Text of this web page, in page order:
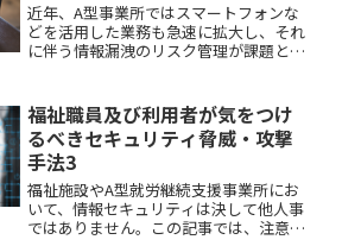
近年、A型事業所ではスマートフォンな
どを活用した業務も急速に拡大し、それ
に伴う情報漏洩のリスク管理が課題とな
門的な知識がない方にも分かりやすく解
説していきます。
福祉職員及び利用者が気をつけ
るべきセキュリティ脅威・攻撃
手法3
福祉施設やA型就労継続支援事業所にお
いて、情報セキュリティは決して他人事
ではありません。この記事では、注意す